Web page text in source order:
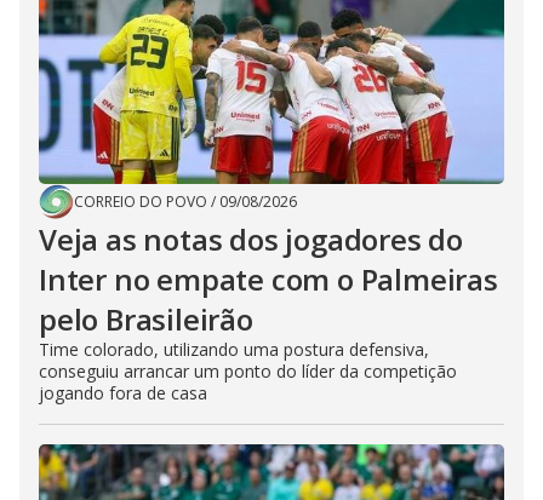
CORREIO DO POVO / 09/08/2026
Veja as notas dos jogadores do
Inter no empate com o Palmeiras
pelo Brasileirão
Time colorado, utilizando uma postura defensiva,
conseguiu arrancar um ponto do líder da competição
jogando fora de casa